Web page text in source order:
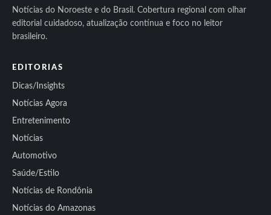
Notícias do Noroeste e do Brasil. Cobertura regional com olhar
editorial cuidadoso, atualização contínua e foco no leitor
brasileiro.
EDITORIAS
Dicas/Insights
Notícias Agora
Entretenimento
Notícias
Automotivo
Saúde/Estilo
Notícias de Rondônia
Notícias do Amazonas